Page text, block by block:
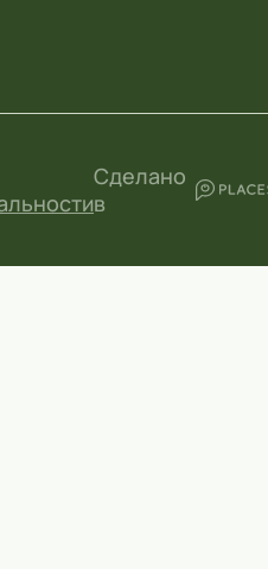
Сделано
в